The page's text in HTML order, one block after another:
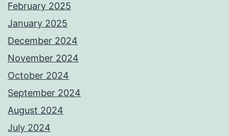
February 2025
January 2025
December 2024
November 2024
October 2024
September 2024
August 2024
July 2024